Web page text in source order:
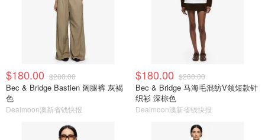
$180.00 $280.00
Bec & Bridge Bastien 阔腿裤 灰褐
色
Dealmoon澳新省钱快报
$180.00 $280.00
Bec & Bridge 马海毛混纺V领短款针
织衫 深棕色
Dealmoon澳新省钱快报